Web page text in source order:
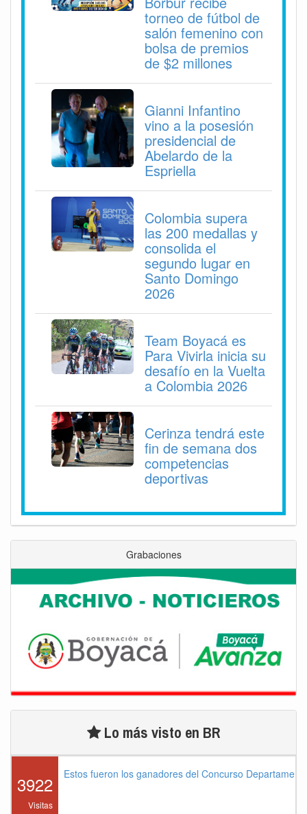
torneo de fútbol de
salón femenino con
bolsa de premios
de $2 millones
Gianni Infantino
vino a la posesión
presidencial de
Abelardo de la
Espriella
Colombia supera
las 200 medallas y
consolida el
segundo lugar en
Santo Domingo
2026
Team Boyacá es
Para Vivirla inicia su
desafío en la Vuelta
a Colombia 2026
Cerinza tendrá este
fin de semana dos
competencias
deportivas
Grabaciones
Lo más visto en BR
3922
Visitas
Estos fueron los ganadores del Concurso